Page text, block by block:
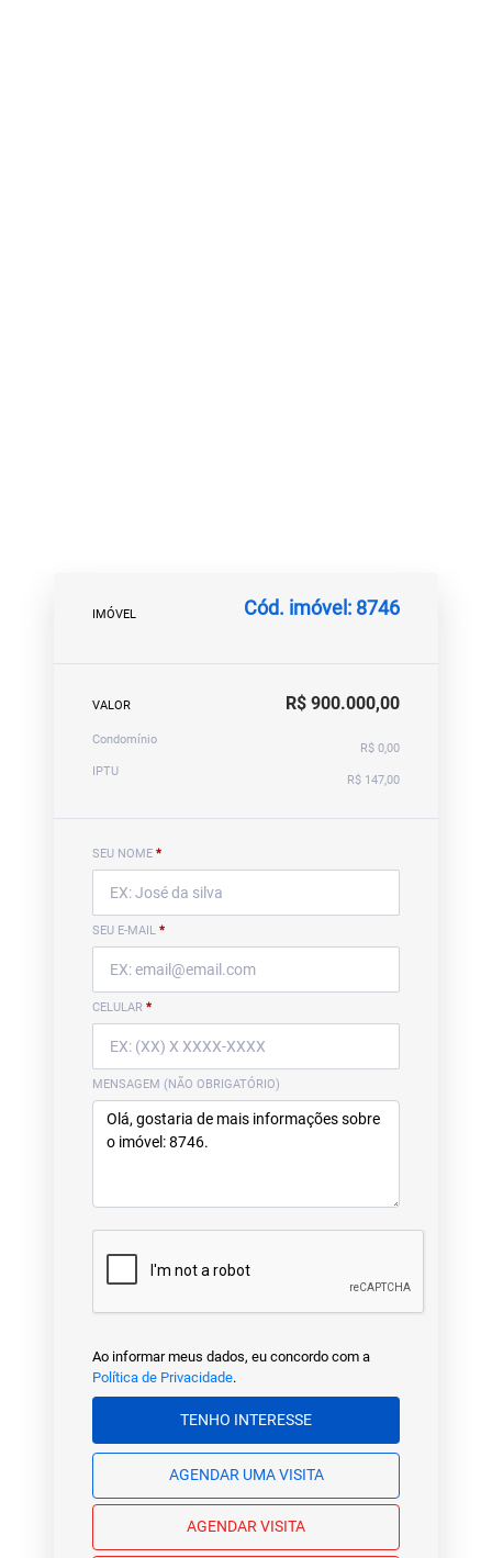
IMÓVEL Cód. imóvel: 8746
VALOR R$ 900.000,00
Condomínio
R$ 0,00
IPTU
R$ 147,00
SEU NOME *
SEU E-MAIL *
CELULAR *
MENSAGEM (NÃO OBRIGATÓRIO)
Ao informar meus dados, eu concordo com a
Política de Privacidade.
TENHO INTERESSE
AGENDAR UMA VISITA
AGENDAR VISITA